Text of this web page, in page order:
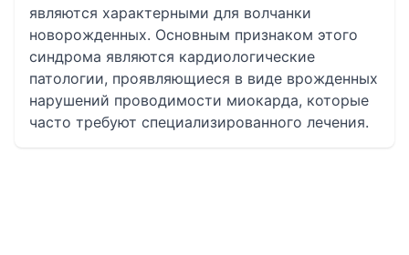
являются характерными для волчанки
новорожденных. Основным признаком этого
синдрома являются кардиологические
патологии, проявляющиеся в виде врожденных
нарушений проводимости миокарда, которые
часто требуют специализированного лечения.